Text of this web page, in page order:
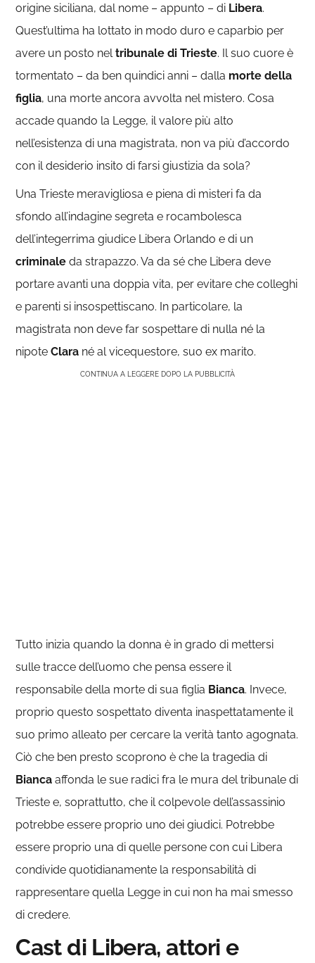
origine siciliana, dal nome – appunto – di Libera.
Quest’ultima ha lottato in modo duro e caparbio per
avere un posto neltribunale di Trieste. Il suo cuore è
tormentato – da ben quindici anni – dalla morte della
figlia, una morte ancora avvolta nel mistero. Cosa
accade quando la Legge, il valore più alto
nell’esistenza di una magistrata, non va più d’accordo
con il desiderio insito di farsi giustizia da sola?
Una Trieste meravigliosa e piena di misteri fa da
sfondo all’indagine segreta e rocambolesca
dell’integerrima giudice Libera Orlando e di un
criminale da strapazzo. Va da sé che Libera deve
portare avanti una doppia vita, per evitare che colleghi
e parenti si insospettiscano. In particolare, la
magistrata non deve far sospettare di nulla né la
nipoteClara né al vicequestore, suo ex marito.
CONTINUA A LEGGERE DOPO LA PUBBLICITÀ
Tutto inizia quando la donna è in grado di mettersi
sulle tracce dell’uomo che pensa essere il
responsabile della morte di sua figlia Bianca. Invece,
proprio questo sospettato diventa inaspettatamente il
suo primo alleato per cercare la verità tanto agognata.
Ciò che ben presto scoprono è che la tragedia di
Bianca affonda le sue radici fra le mura del tribunale di
Trieste e, soprattutto, che il colpevole dell’assassinio
potrebbe essere proprio uno dei giudici. Potrebbe
essere proprio una di quelle persone con cui Libera
condivide quotidianamente la responsabilità di
rappresentare quella Legge in cui non ha mai smesso
di credere.
Cast di Libera, attori e